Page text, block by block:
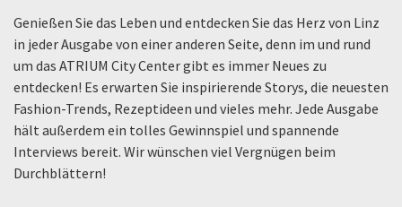
Genießen Sie das Leben und entdecken Sie das Herz von Linz
in jeder Ausgabe von einer anderen Seite, denn im und rund
um das ATRIUM City Center gibt es immer Neues zu
entdecken! Es erwarten Sie inspirierende Storys, die neuesten
Fashion-Trends, Rezeptideen und vieles mehr. Jede Ausgabe
hält außerdem ein tolles Gewinnspiel und spannende
Interviews bereit. Wir wünschen viel Vergnügen beim
Durchblättern!